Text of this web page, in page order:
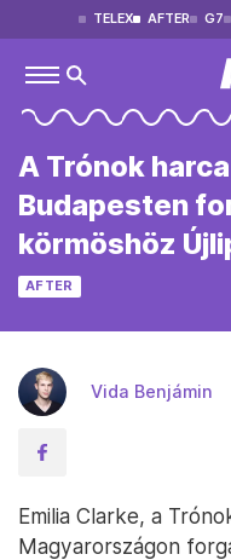
TELEX AFTER G7
A Trónok
Budapesten
körmöshöz
AFTER
Vida Benjámin
Emilia Clarke, a
Magyarországon